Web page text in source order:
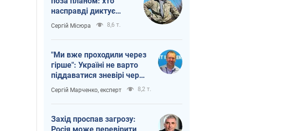
насправді диктує
темп війни
Сергій Місюра 8,6 т.
"Ми вже проходили через
гірше": Україні не варто
піддаватися зневірі через
ракетний терор
Сергій Марченко, експерт 8,2 т.
Захід проспав загрозу: